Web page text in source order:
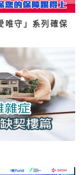
守」系列確保